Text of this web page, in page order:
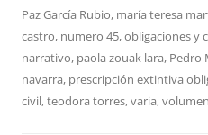
Paz García Rubio, maría teresa
castro, numero 45,obligaciones y
narrativo, paola zouak lara, Pedro
navarra, prescripción extintiva
civil,teodora torres,varia,